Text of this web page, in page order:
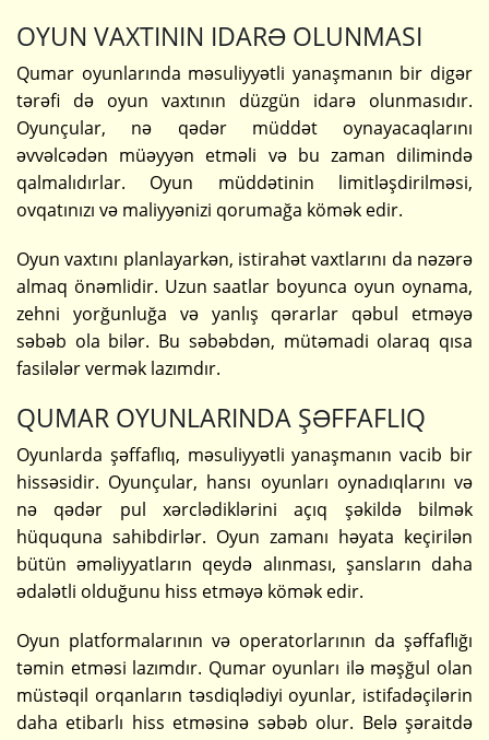
OYUN VAXTININ IDARƏ OLUNMASI
Qumar oyunlarında məsuliyyətli yanaşmanın bir digər
tərəfi də oyun vaxtının düzgün idarə olunmasıdır.
Oyunçular, nə qədər müddət oynayacaqlarını
əvvəlcədən müəyyən etməli və bu zaman dilimində
qalmalıdırlar. Oyun müddətinin limitləşdirilməsi,
ovqatınızı və maliyyənizi qorumağa kömək edir.
Oyun vaxtını planlayarkən, istirahət vaxtlarını da nəzərə
almaq önəmlidir. Uzun saatlar boyunca oyun oynama,
zehni yorğunluğa və yanlış qərarlar qəbul etməyə
səbəb ola bilər. Bu səbəbdən, mütəmadi olaraq qısa
fasilələr vermək lazımdır.
QUMAR OYUNLARINDA ŞƏFFAFLIQ
Oyunlarda şəffaflıq, məsuliyyətli yanaşmanın vacib bir
hissəsidir. Oyunçular, hansı oyunları oynadıqlarını və
nə qədər pul xərclədiklərini açıq şəkildə bilmək
hüququna sahibdirlər. Oyun zamanı həyata keçirilən
bütün əməliyyatların qeydə alınması, şansların daha
ədalətli olduğunu hiss etməyə kömək edir.
Oyun platformalarının və operatorlarının da şəffaflığı
təmin etməsi lazımdır. Qumar oyunları ilə məşğul olan
müstəqil orqanların təsdiqlədiyi oyunlar, istifadəçilərin
daha etibarlı hiss etməsinə səbəb olur. Belə şəraitdə